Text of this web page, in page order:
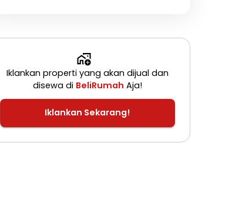
Iklankan properti yang akan dijual dan
disewa di BeliRumah Aja!
Iklankan Sekarang!